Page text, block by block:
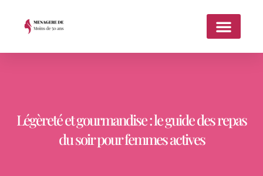
Légèreté et gourmandise : le guide des repas
du soir pour femmes actives